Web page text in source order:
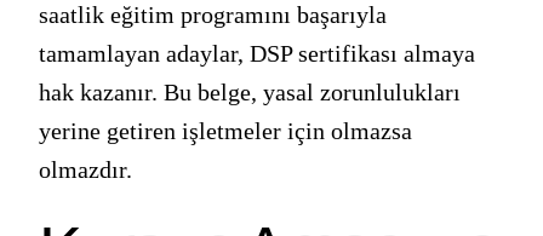
saatlik eğitim programını başarıyla
tamamlayan adaylar, DSP sertifikası almaya
hak kazanır. Bu belge, yasal zorunlulukları
yerine getiren işletmeler için olmazsa
olmazdır.